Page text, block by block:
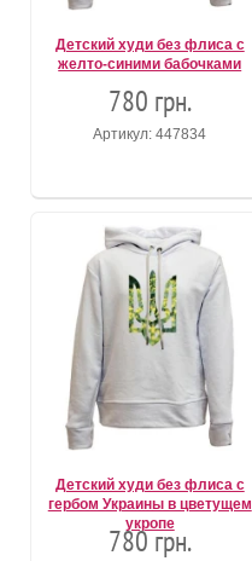
Детский худи без флиса с
желто-синими бабочками
780 грн.
Артикул: 447834
Детский худи без флиса с
гербом Украины в цветущем
укропе
780 грн.